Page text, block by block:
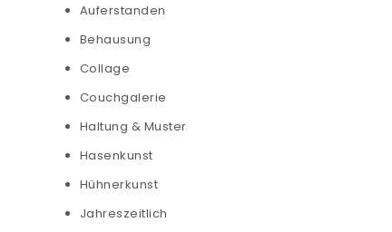
Auferstanden
Behausung
Collage
Couchgalerie
Haltung & Muster
Hasenkunst
Hühnerkunst
Jahreszeitlich